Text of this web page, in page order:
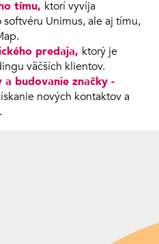
tímu, ktorí vyvíja
Unimus, ale aj tímu,
predaja, ktorý je
väčších klientov.
budovanie značky -
nových kontaktov a